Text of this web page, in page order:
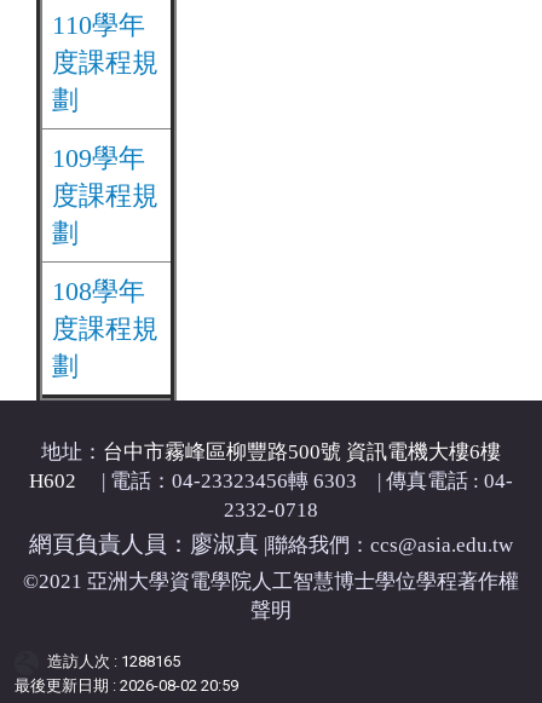
110學年
度課程規
劃
109學年
度課程規
劃
108學年
度課程規
劃
地址： 台中市霧峰區柳豐路500號 資訊電機大樓6樓
H602 | 電話：04-23323456轉 6303 | 傳真電話 : 04-
2332-0718
網頁負責人員：廖淑真 |聯絡我們：ccs@asia.edu.tw
©2021 亞洲大學資電學院人工智慧博士學位學程著作權
聲明
造訪人次 : 1288165
最後更新日期 :2026-08-02 20:59